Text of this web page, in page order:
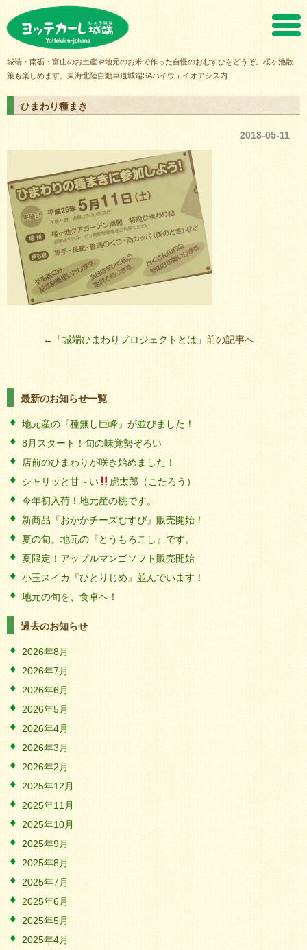
城端・南砺・富山のお土産や地元のお米で作った自慢のおむすびをどうぞ。桜ヶ池散
策も楽しめます。東海北陸自動車道城端SAハイウェイオアシス内
ひまわり種まき
2013-05-11
←「城端ひまわりプロジェクトとは 」前の記事へ
最新のお知らせ一覧
地元産の『種無し巨峰』が並びました！
8月スタート！旬の味覚勢ぞろい
店前のひまわりが咲き始めました！
シャリッと甘～い
虎太郎（こたろう）
今年初入荷！地元産の桃です。
新商品『おかかチーズむすび』販売開始！
夏の旬。地元の『とうもろこし』です。
夏限定！アップルマンゴソフト販売開始
小玉スイカ『ひとりじめ』並んでいます！
地元の旬を、食卓へ！
過去のお知らせ
2026年8月
2026年7月
2026年6月
2026年5月
2026年4月
2026年3月
2026年2月
2025年12月
2025年11月
2025年10月
2025年9月
2025年8月
2025年7月
2025年6月
2025年5月
2025年4月